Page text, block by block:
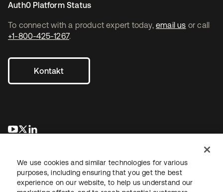
To connect with a product expert today, email us or call
+1-800-425-1267.
Kontakt
wird in einer neuen Registerkarte geöffnet
wird in einer neuen Registerkarte geöffnet
Auth0 Platform Status
We use cookies and similar technologies for various
purposes, including ensuring that you get the best
experience on our website, to help us understand our